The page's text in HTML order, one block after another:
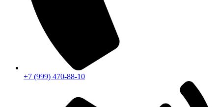
+7 (999) 470-88-10